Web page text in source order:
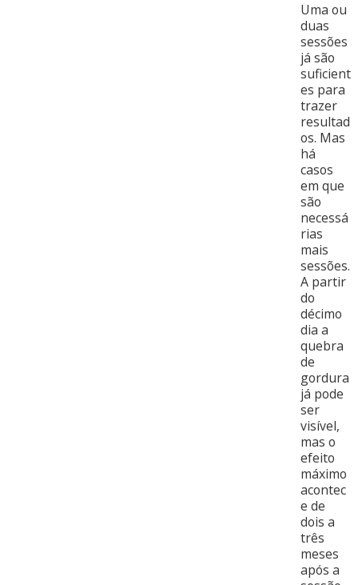
Uma ou
duas
sessões
já são
suficient
es para
trazer
resultad
os. Mas
há
casos
em que
são
necessá
rias
mais
sessões.
A partir
do
décimo
dia a
quebra
de
gordura
já pode
ser
visível,
mas o
efeito
máximo
acontec
e de
dois a
três
meses
após a